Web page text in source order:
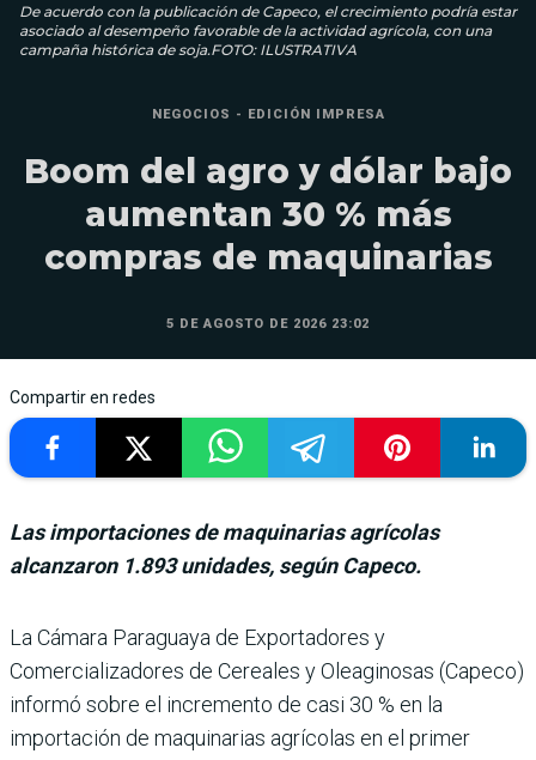
De acuerdo con la publicación de Capeco, el crecimiento podría estar
asociado al desempeño favorable de la actividad agrícola, con una
campaña histórica de soja.FOTO: ILUSTRATIVA
NEGOCIOS - EDICIÓN IMPRESA
Boom del agro y dólar bajo
aumentan 30 % más
compras de maquinarias
5 DE AGOSTO DE 2026 23:02
Compartir en redes
Las importaciones de maquinarias agrícolas
alcanzaron 1.893 unidades, según Capeco.
La Cámara Paraguaya de Exportadores y
Comercializadores de Cereales y Oleaginosas (Capeco)
informó sobre el incremento de casi 30 % en la
importación de maquina­rias agrícolas en el primer